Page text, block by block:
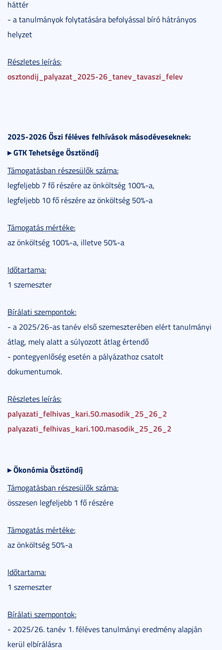
háttér
- a tanulmányok folytatására befolyással bíró hátrányos
helyzet
Részletes leírás:
osztondij_palyazat_2025-26_tanev_tavaszi_felev
2025-2026 Őszi féléves felhívások másodéveseknek:
▸GTK Tehetsége Ösztöndíj
Támogatásban részesülők száma:
legfeljebb 7 fő részére az önköltség 100%-a,
legfeljebb 10 fő részére az önköltség 50%-a
Támogatás mértéke:
az önköltség 100%-a, illetve 50%-a
Időtartama:
1 szemeszter
Bírálati szempontok:
- a 2025/26-as tanév első szemeszterében elért tanulmányi
átlag, mely alatt a súlyozott átlag értendő
- pontegyenlőség esetén a pályázathoz csatolt
dokumentumok.
Részletes leírás:
palyazati_felhivas_kari.50.masodik_25_26_2
palyazati_felhivas_kari.100.masodik_25_26_2
▸Ökonómia Ösztöndíj
Támogatásban részesülők száma:
összesen legfeljebb 1 fő részére
Támogatás mértéke:
az önköltség 50%-a
Időtartama:
1 szemeszter
Bírálati szempontok:
- 2025/26. tanév 1. féléves tanulmányi eredmény alapján
kerül elbírálásra